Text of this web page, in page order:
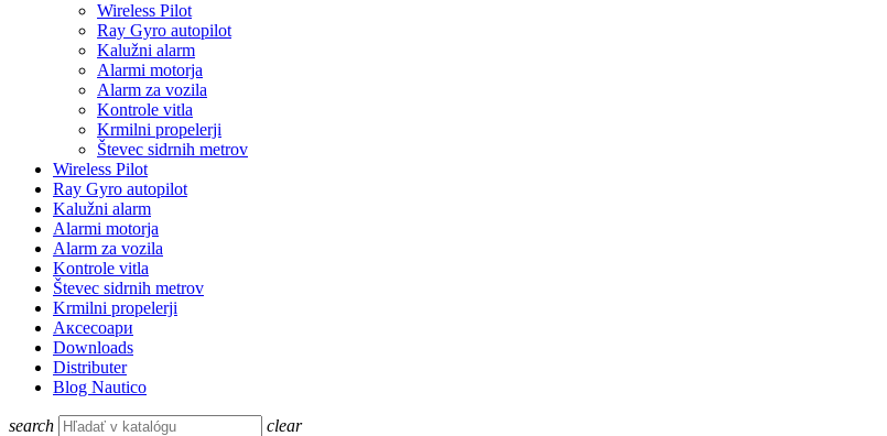
Wireless Pilot
Ray Gyro autopilot
Kalužni alarm
Alarmi motorja
Alarm za vozila
Kontrole vitla
Krmilni propelerji
Števec sidrnih metrov
Wireless Pilot
Ray Gyro autopilot
Kalužni alarm
Alarmi motorja
Alarm za vozila
Kontrole vitla
Števec sidrnih metrov
Krmilni propelerji
Аксесоари
Downloads
Distributer
Blog Nautico
search clear